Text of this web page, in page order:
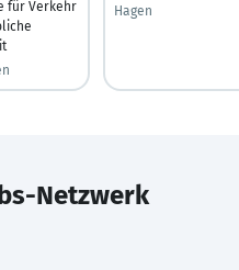
für Verkehr
Hagen
Netzwerk